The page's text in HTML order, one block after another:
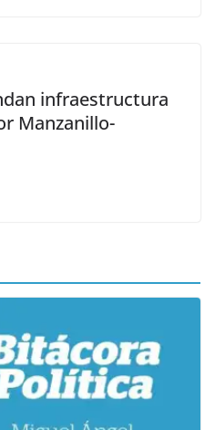
infraestructura
Manzanillo-